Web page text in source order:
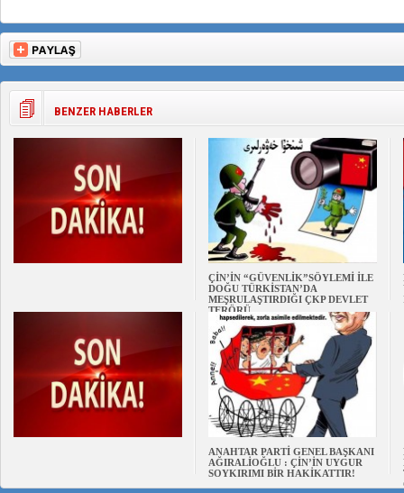
BENZER HABERLER
ÇİN’İN “GÜVENLİK”SÖYLEMİ İLE
DOĞU TÜRKİSTAN’DA
MEŞRULAŞTIRDIĞI ÇKP DEVLET
TERÖRÜ
ANAHTAR PARTİ GENEL BAŞKANI
AĞIRALİOĞLU : ÇİN’İN UYGUR
SOYKIRIMI BİR HAKİKATTIR!